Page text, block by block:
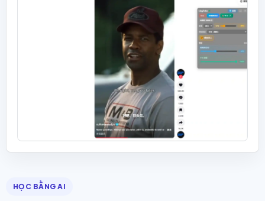
HỌC BẰNG AI